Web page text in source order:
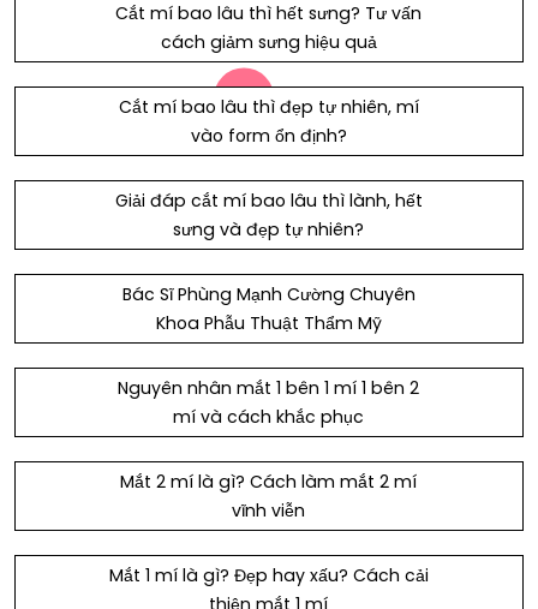
Cắt mí bao lâu thì hết sưng? Tư vấn
cách giảm sưng hiệu quả
Cắt mí bao lâu thì đẹp tự nhiên, mí
vào form ổn định?
Giải đáp cắt mí bao lâu thì lành, hết
sưng và đẹp tự nhiên?
Bác Sĩ Phùng Mạnh Cường Chuyên
Khoa Phẫu Thuật Thẩm Mỹ
Nguyên nhân mắt 1 bên 1 mí 1 bên 2
mí và cách khắc phục
Mắt 2 mí là gì? Cách làm mắt 2 mí
vĩnh viễn
Mắt 1 mí là gì? Đẹp hay xấu? Cách cải
thiện mắt 1 mí